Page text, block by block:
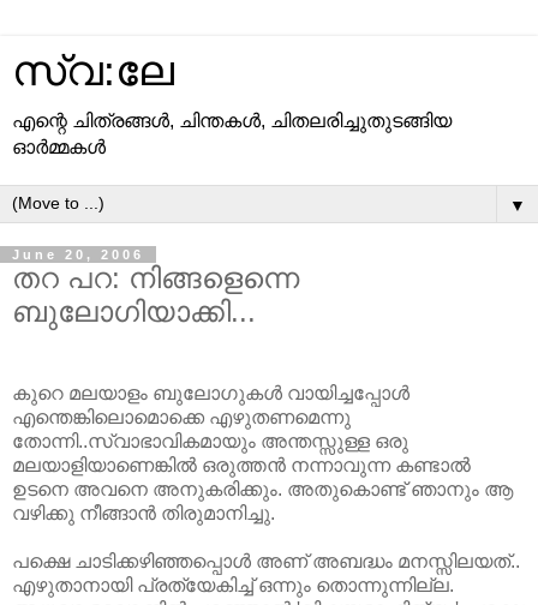
സ്വ:ലേ
എന്റെ ചിത്രങ്ങള്‍, ചിന്തകള്‍, ചിതലരിച്ചുതുടങ്ങിയ
ഓര്‍മ്മകള്‍
▼
June 20, 2006
തറ പറ: നിങ്ങളെന്നെ
ബുലോഗിയാക്കി...
കുറെ മലയാളം ബുലോഗുകള്‍ വായിച്ചപ്പോള്‍
എന്തെങ്കിലൊമൊക്കെ എഴുതണമെന്നു
തോന്നി..സ്വാഭാവികമായും അന്തസ്സുള്ള ഒരു
മലയാളിയാണെങ്കില്‍ ഒരുത്തന്‍ നന്നാവുന്ന കണ്ടാല്‍
ഉടനെ അവനെ അനുകരിക്കും. അതുകൊണ്ട്‌ ഞാനും ആ
വഴിക്കു നീങ്ങാന്‍ തിരുമാനിച്ചു.
പക്ഷെ ചാടിക്കഴിഞ്ഞപ്പൊള്‍ അണ്‌ അബദ്ധം മനസ്സിലയത്‌..
എഴുതാനായി പ്രത്യേകിച്ച്‌ ഒന്നും തൊന്നുന്നില്ല.